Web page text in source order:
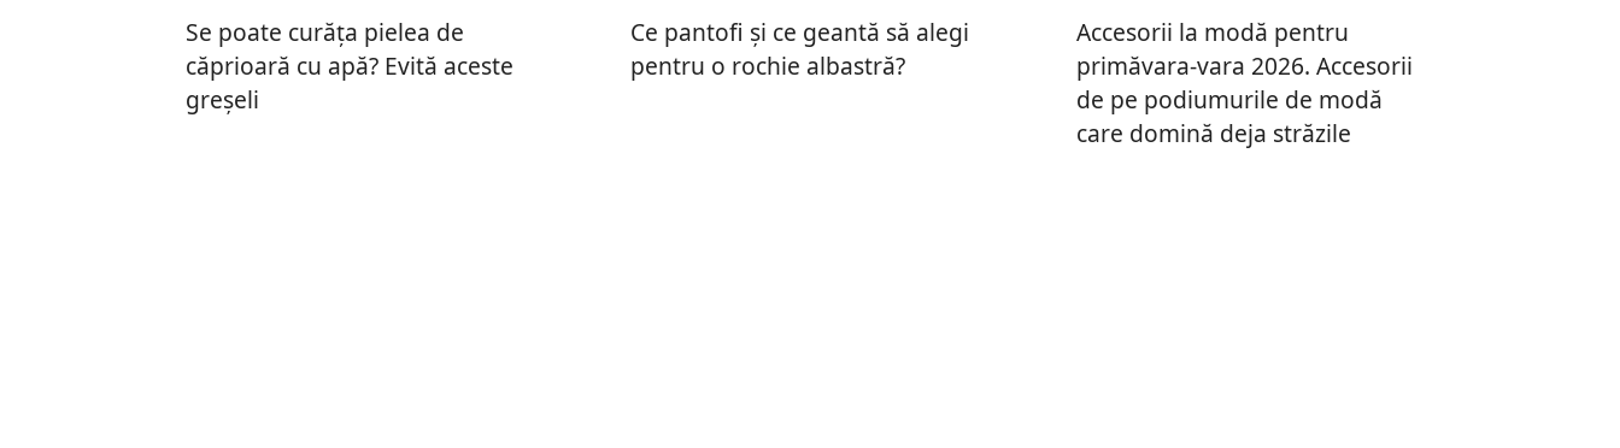
Se poate curăța pielea de
căprioară cu apă? Evită aceste
greșeli
Ce pantofi și ce geantă să alegi
pentru o rochie albastră?
Accesorii la modă pentru
primăvara-vara 2026. Accesorii
de pe podiumurile de modă
care domină deja străzile